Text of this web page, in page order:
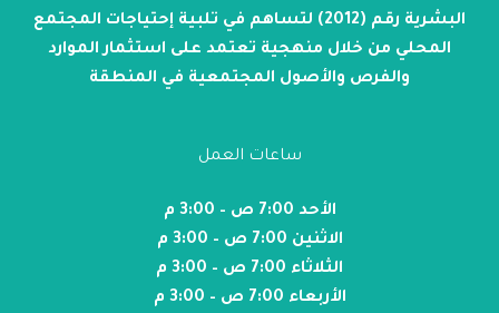
البشرية رقم (2012) لتساهم في تلبية إحتياجات المجتمع
المحلي من خلال منهجية تعتمد على استثمار الموارد
والفرص والأصول المجتمعية في المنطقة
ساعات العمل
الأحد 7:00 ص – 3:00 م
الاثنين 7:00 ص – 3:00 م
الثلاثاء 7:00 ص – 3:00 م
الأربعاء 7:00 ص – 3:00 م